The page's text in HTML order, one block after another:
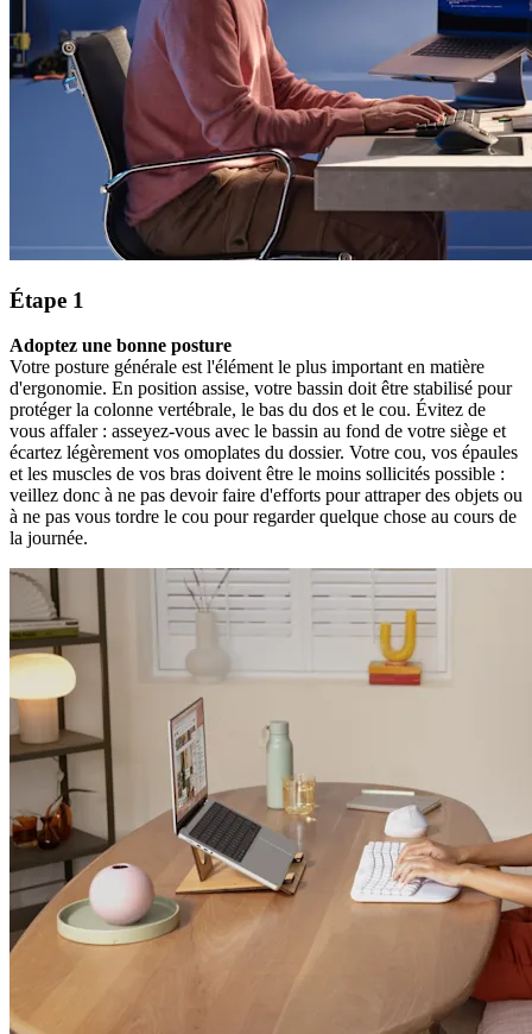
Étape 1
Adoptez une bonne posture
Votre posture générale est l'élément le plus important en matière
d'ergonomie. En position assise, votre bassin doit être stabilisé pour
protéger la colonne vertébrale, le bas du dos et le cou. Évitez de
vous affaler : asseyez-vous avec le bassin au fond de votre siège et
écartez légèrement vos omoplates du dossier. Votre cou, vos épaules
et les muscles de vos bras doivent être le moins sollicités possible :
veillez donc à ne pas devoir faire d'efforts pour attraper des objets ou
à ne pas vous tordre le cou pour regarder quelque chose au cours de
la journée.